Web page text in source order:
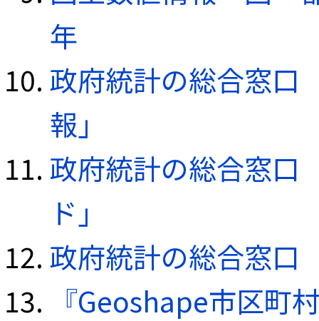
年
政府統計の総合窓口
報」
政府統計の総合窓口
ド」
政府統計の総合窓口
『Geoshape市区町